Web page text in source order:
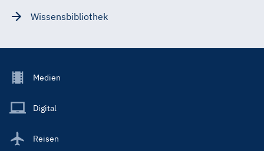
Wissensbibliothek
Footer
Main
Medien
Digital
Reisen